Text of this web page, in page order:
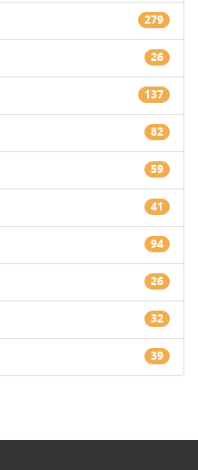
279
26
137
82
59
41
94
26
32
39